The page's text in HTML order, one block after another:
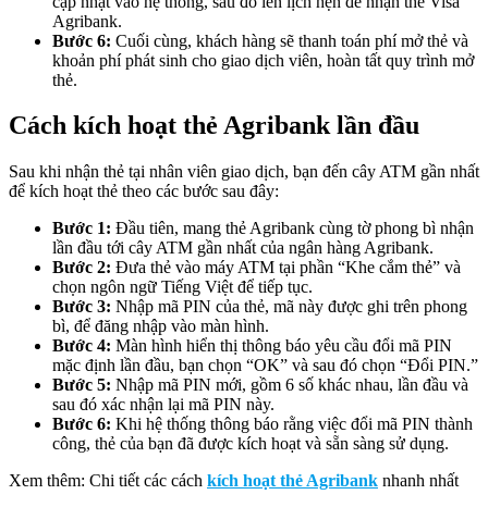
Agribank.
Bước 6: Cuối cùng, khách hàng sẽ thanh toán phí mở thẻ và
khoản phí phát sinh cho giao dịch viên, hoàn tất quy trình mở
thẻ.
Cách kích hoạt thẻ Agribank lần đầu
Sau khi nhận thẻ tại nhân viên giao dịch, bạn đến cây ATM gần nhất
để kích hoạt thẻ theo các bước sau đây:
Bước 1: Đầu tiên, mang thẻ Agribank cùng tờ phong bì nhận
lần đầu tới cây ATM gần nhất của ngân hàng Agribank.
Bước 2: Đưa thẻ vào máy ATM tại phần “Khe cắm thẻ” và
chọn ngôn ngữ Tiếng Việt để tiếp tục.
Bước 3: Nhập mã PIN của thẻ, mã này được ghi trên phong
bì, để đăng nhập vào màn hình.
Bước 4: Màn hình hiển thị thông báo yêu cầu đổi mã PIN
mặc định lần đầu, bạn chọn “OK” và sau đó chọn “Đổi PIN.”
Bước 5: Nhập mã PIN mới, gồm 6 số khác nhau, lần đầu và
sau đó xác nhận lại mã PIN này.
Bước 6: Khi hệ thống thông báo rằng việc đổi mã PIN thành
công, thẻ của bạn đã được kích hoạt và sẵn sàng sử dụng.
Xem thêm: Chi tiết các cách kích hoạt thẻ Agribank nhanh nhất